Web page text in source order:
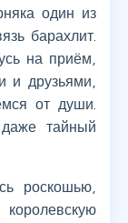
один из
барахлит.
на приём,
и друзьями,
от души.
тайный
роскошью,